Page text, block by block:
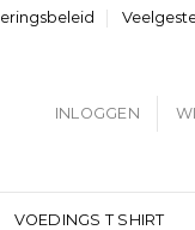
INLOGGEN
VOEDINGS T SHIRT